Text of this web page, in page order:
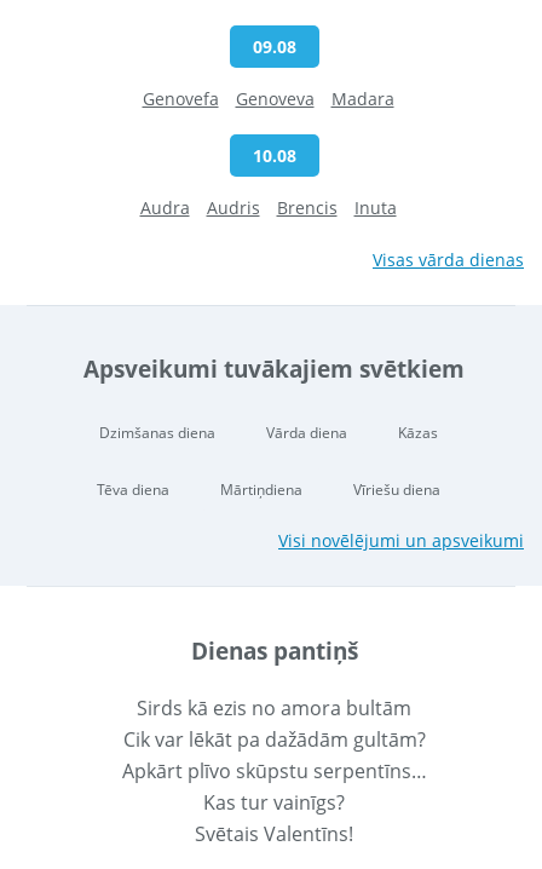
09.08
Genovefa Genoveva Madara
10.08
Audra Audris Brencis Inuta
Visas vārda dienas
Apsveikumi tuvākajiem svētkiem
Dzimšanas diena Vārda diena Kāzas
Tēva diena Mārtiņdiena Vīriešu diena
Visi novēlējumi un apsveikumi
Dienas pantiņš
Sirds kā ezis no amora bultām
Cik var lēkāt pa dažādām gultām?
Apkārt plīvo skūpstu serpentīns…
Kas tur vainīgs?
Svētais Valentīns!